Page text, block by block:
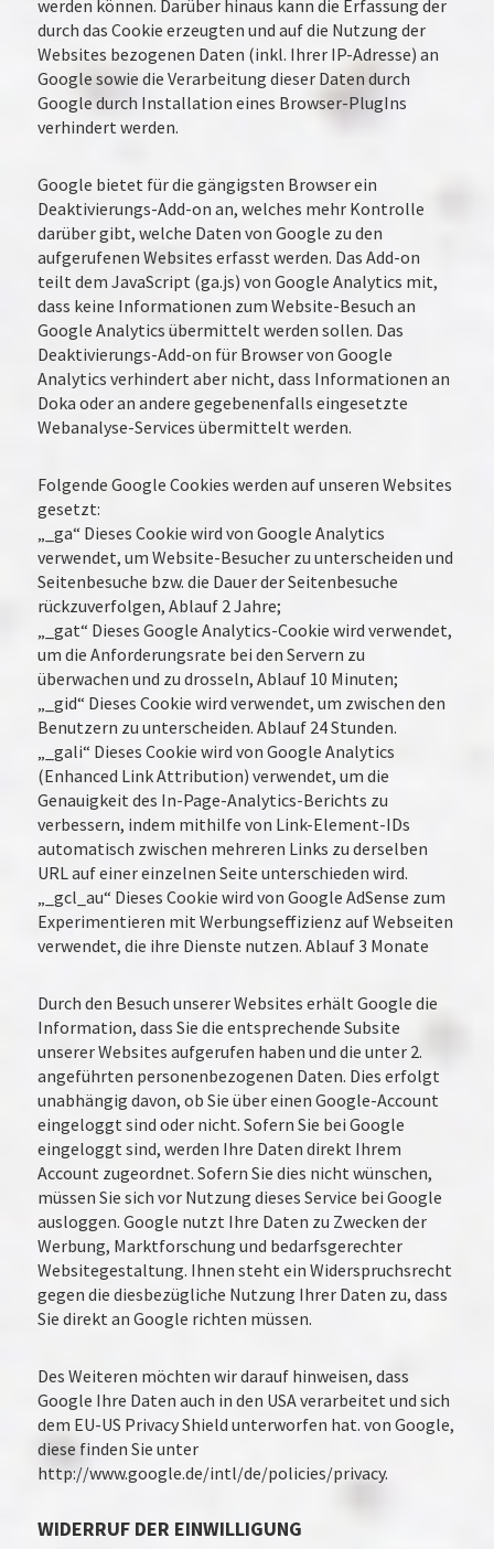
werden können. Darüber hinaus kann die Erfassung der
durch das Cookie erzeugten und auf die Nutzung der
Websites bezogenen Daten (inkl. Ihrer IP-Adresse) an
Google sowie die Verarbeitung dieser Daten durch
Google durch Installation eines Browser-PlugIns
verhindert werden.
Google bietet für die gängigsten Browser ein
Deaktivierungs-Add-on an, welches mehr Kontrolle
darüber gibt, welche Daten von Google zu den
aufgerufenen Websites erfasst werden. Das Add-on
teilt dem JavaScript (ga.js) von Google Analytics mit,
dass keine Informationen zum Website-Besuch an
Google Analytics übermittelt werden sollen. Das
Deaktivierungs-Add-on für Browser von Google
Analytics verhindert aber nicht, dass Informationen an
Doka oder an andere gegebenenfalls eingesetzte
Webanalyse-Services übermittelt werden.
Folgende Google Cookies werden auf unseren Websites
gesetzt:
„_ga“ Dieses Cookie wird von Google Analytics
verwendet, um Website-Besucher zu unterscheiden und
Seitenbesuche bzw. die Dauer der Seitenbesuche
rückzuverfolgen, Ablauf 2 Jahre;
„_gat“ Dieses Google Analytics-Cookie wird verwendet,
um die Anforderungsrate bei den Servern zu
überwachen und zu drosseln, Ablauf 10 Minuten;
„_gid“ Dieses Cookie wird verwendet, um zwischen den
Benutzern zu unterscheiden. Ablauf 24 Stunden.
„_gali“ Dieses Cookie wird von Google Analytics
(Enhanced Link Attribution) verwendet, um die
Genauigkeit des In-Page-Analytics-Berichts zu
verbessern, indem mithilfe von Link-Element-IDs
automatisch zwischen mehreren Links zu derselben
URL auf einer einzelnen Seite unterschieden wird.
„_gcl_au“ Dieses Cookie wird von Google AdSense zum
Experimentieren mit Werbungseffizienz auf Webseiten
verwendet, die ihre Dienste nutzen. Ablauf 3 Monate
Durch den Besuch unserer Websites erhält Google die
Information, dass Sie die entsprechende Subsite
unserer Websites aufgerufen haben und die unter 2.
angeführten personenbezogenen Daten. Dies erfolgt
unabhängig davon, ob Sie über einen Google-Account
eingeloggt sind oder nicht. Sofern Sie bei Google
eingeloggt sind, werden Ihre Daten direkt Ihrem
Account zugeordnet. Sofern Sie dies nicht wünschen,
müssen Sie sich vor Nutzung dieses Service bei Google
ausloggen. Google nutzt Ihre Daten zu Zwecken der
Werbung, Marktforschung und bedarfsgerechter
Websitegestaltung. Ihnen steht ein Widerspruchsrecht
gegen die diesbezügliche Nutzung Ihrer Daten zu, dass
Sie direkt an Google richten müssen.
Des Weiteren möchten wir darauf hinweisen, dass
Google Ihre Daten auch in den USA verarbeitet und sich
dem EU-US Privacy Shield unterworfen hat. von Google,
diese finden Sie unter
http://www.google.de/intl/de/policies/privacy.
WIDERRUF DER EINWILLIGUNG